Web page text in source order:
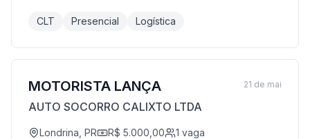
CLT Presencial Logística
MOTORISTA LANÇA
AUTO SOCORRO CALIXTO LTDA
Londrina, PR R$ 5.000,00 1 vaga
21 de mai